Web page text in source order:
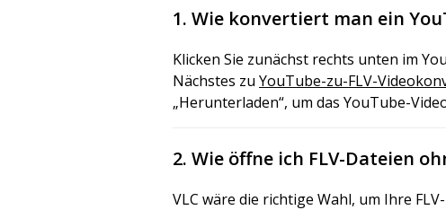
1. Wie konvertiert man ein
Klicken Sie zunächst rechts unten im
Nächstes zu YouTube-zu-FLV-
„Herunterladen“, um das YouTube-
2. Wie öffne ich FLV-Dateien
VLC wäre die richtige Wahl, um Ihre